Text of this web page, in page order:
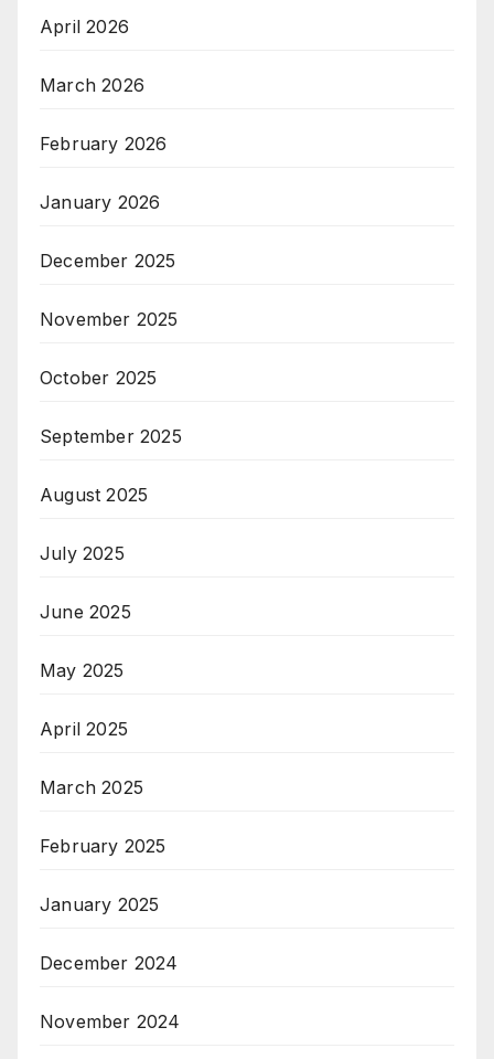
April 2026
March 2026
February 2026
January 2026
December 2025
November 2025
October 2025
September 2025
August 2025
July 2025
June 2025
May 2025
April 2025
March 2025
February 2025
January 2025
December 2024
November 2024